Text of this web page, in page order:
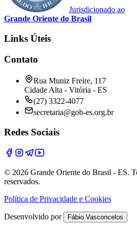
Jurisdicionado ao
Grande Oriente do Brasil
Links Úteis
Contato
Rua Muniz Freire, 117
Cidade Alta - Vitória - ES
(27) 3322-4077
secretaria@gob-es.org.br
Redes Sociais
© 2026 Grande Oriente do Brasil - ES.
reservados.
Política de Privacidade e Cookies
Desenvolvido por Fábio Vasconcelos